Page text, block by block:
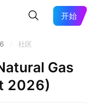
开始
社区
Gas
2026)